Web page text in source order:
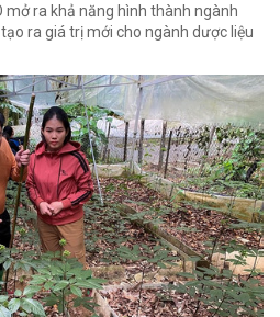
mở ra khả năng hình thành ngành
ra giá trị mới cho ngành dược liệu